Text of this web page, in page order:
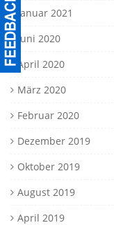
Januar 2021
Juni 2020
April 2020
März 2020
Februar 2020
Dezember 2019
Oktober 2019
August 2019
April 2019